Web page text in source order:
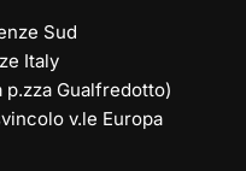
Sud
Italy
p.zza Gualfredotto)
v.le Europa